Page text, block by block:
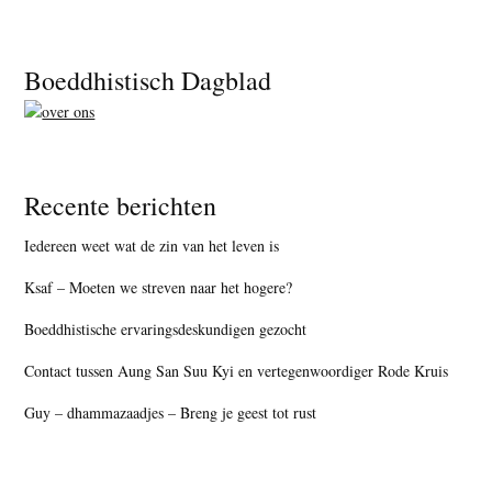
Footer
Boeddhistisch Dagblad
Recente berichten
Iedereen weet wat de zin van het leven is
Ksaf – Moeten we streven naar het hogere?
Boeddhistische ervaringsdeskundigen gezocht
Contact tussen Aung San Suu Kyi en vertegenwoordiger Rode Kruis
Guy – dhammazaadjes – Breng je geest tot rust